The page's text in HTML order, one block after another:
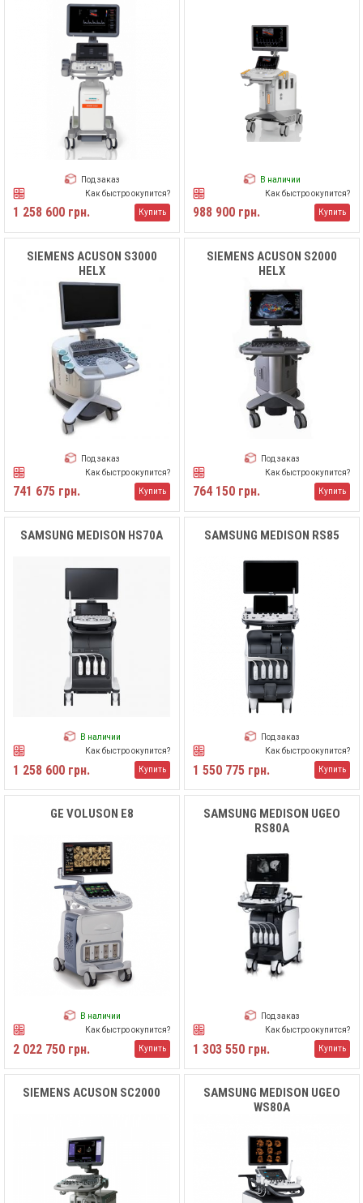
Под заказ
Как быстро окупится?
1 258 600 грн. Купить
В наличии
Как быстро окупится?
988 900 грн. Купить
SIEMENS ACUSON S3000
HELX
Под заказ
Как быстро окупится?
741 675 грн. Купить
SIEMENS ACUSON S2000
HELX
Под заказ
Как быстро окупится?
764 150 грн. Купить
SAMSUNG MEDISON HS70A
В наличии
Как быстро окупится?
1 258 600 грн. Купить
SAMSUNG MEDISON RS85
Под заказ
Как быстро окупится?
1 550 775 грн. Купить
GE VOLUSON E8
В наличии
Как быстро окупится?
2 022 750 грн. Купить
SAMSUNG MEDISON UGEO
RS80A
Под заказ
Как быстро окупится?
1 303 550 грн. Купить
SIEMENS ACUSON SC2000
SAMSUNG MEDISON UGEO
WS80A